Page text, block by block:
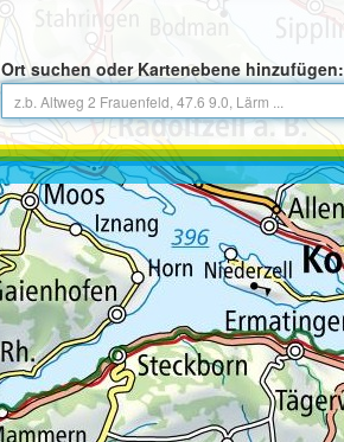
Ort suchen oder Kartenebene hinzufügen: